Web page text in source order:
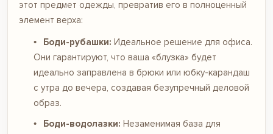
этот предмет одежды, превратив его в полноценный
элемент верха:
Боди-рубашки: Идеальное решение для офиса.
Они гарантируют, что ваша «блузка» будет
идеально заправлена в брюки или юбку-карандаш
с утра до вечера, создавая безупречный деловой
образ.
Боди-водолазки: Незаменимая база для